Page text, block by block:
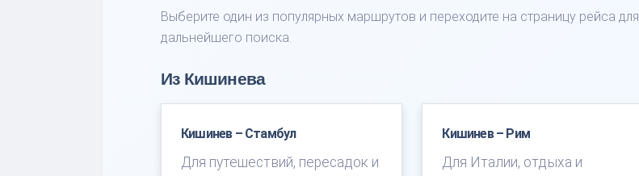
Выберите один из популярных маршрутов и переходите на страницу рейса для
дальнейшего поиска.
Из Кишинева
Кишинев – Стамбул
Для путешествий, пересадок и
Кишинев – Рим
Для Италии, отдыха и